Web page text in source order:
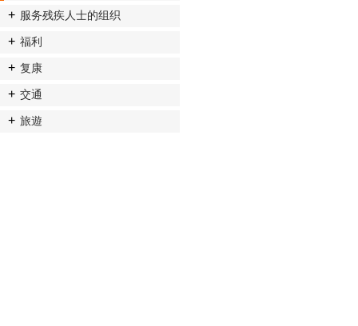
服务残疾人士的组织
福利
复康
交通
旅遊